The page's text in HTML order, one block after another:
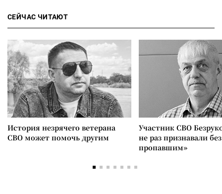
СЕЙЧАС ЧИТАЮТ
История незрячего ветерана
СВО может помочь другим
Участник СВО
не раз признавали
пропавшим»